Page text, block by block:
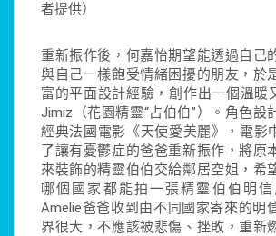
者提供）
重新振作後，何嘉怡期望能透過自己
與自己一樣飽受情緒困擾的朋友，於
富的平面設計經驗，創作出一個溫暖
Jimiz（花園精靈“占伯伯”）。角色設
經典法國電影《天使愛美麗》，電影
了讓有憂鬱症的爸爸重新振作，將原
來裝飾的精靈伯伯交給鄰居空姐，希
哪個國家都能拍一張精靈伯伯明信
Amelie爸爸收到由不同國家寄來的明
界很大，不應該被悲傷、挫敗，重新